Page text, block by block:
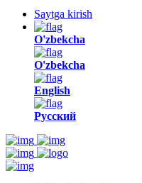
Saytga kirish
O'zbekcha
O'zbekcha
English
Русский